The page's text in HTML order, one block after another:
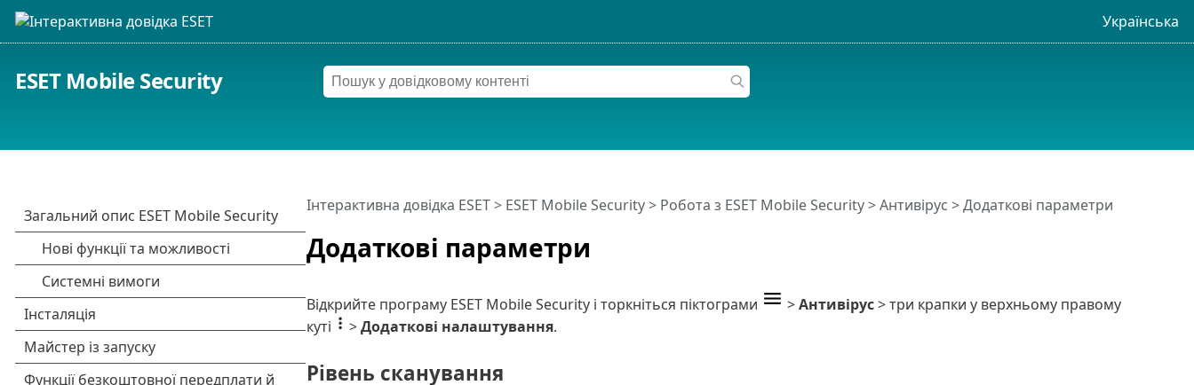
Українська
ESET Mobile Security
Додаткові параметри
Інтерактивна довідка ESET> ESET Mobile Security> Робота з ESET Mobile Security >Антивірус > Додаткові параметри
Відкрийте програму ESET Mobile Security і торкніться піктограми >Антивірус> три крапки у верхньому правому
куті
>Додаткові налаштування.
Рівень сканування